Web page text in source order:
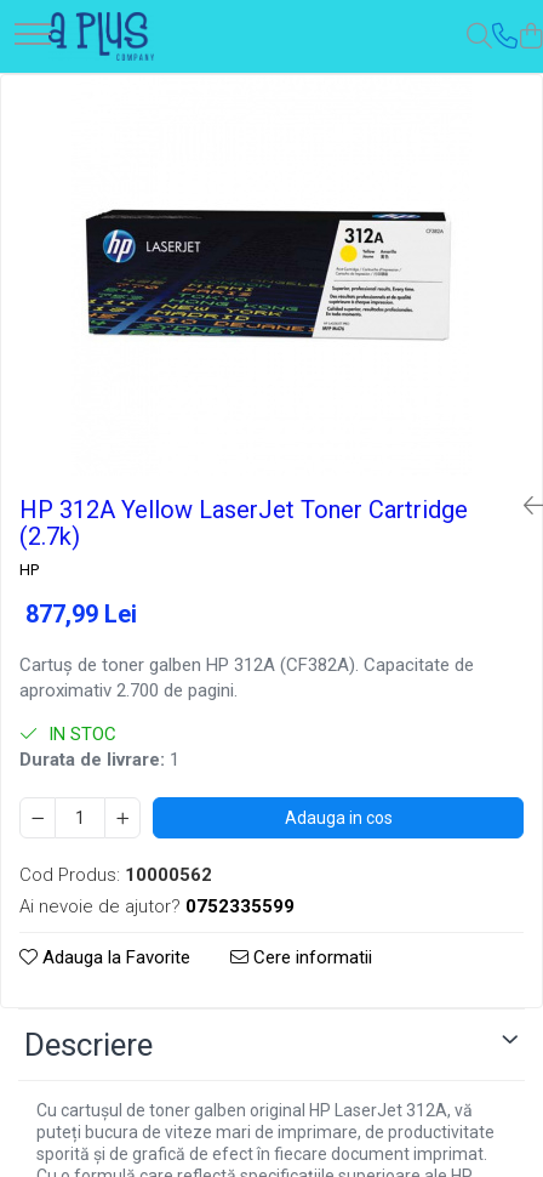
HP 312A Yellow LaserJet Toner Cartridge
(2.7k)
HP
877,99 Lei
Cartuș de toner galben HP 312A (CF382A). Capacitate de
aproximativ 2.700 de pagini.
IN STOC
Durata de livrare: 1
Adauga in cos
Cod Produs: 10000562
Ai nevoie de ajutor? 0752335599
Adauga la Favorite Cere informatii
Descriere
Cu cartușul de toner galben original HP LaserJet 312A, vă
puteți bucura de viteze mari de imprimare, de productivitate
sporită și de grafică de efect în fiecare document imprimat.